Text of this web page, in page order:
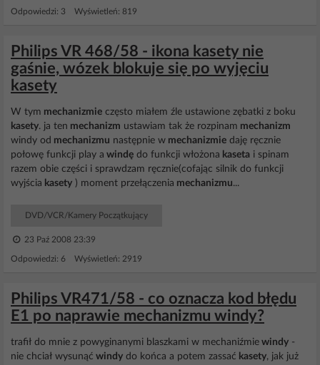
Odpowiedzi: 3 Wyświetleń: 819
Philips VR 468/58 - ikona kasety nie
gaśnie, wózek blokuje się po wyjęciu
kasety
W tym mechanizmie często miałem źle ustawione zębatki z boku
kasety. ja ten mechanizm ustawiam tak że rozpinam mechanizm
windy od mechanizmu następnie w mechanizmie daję ręcznie
połowę funkcji play a windę do funkcji włożona kaseta i spinam
razem obie części i sprawdzam ręcznie(cofając silnik do funkcji
wyjścia kasety ) moment przełączenia mechanizmu...
DVD/VCR/Kamery Początkujący
23 Paź 2008 23:39
Odpowiedzi: 6 Wyświetleń: 2919
Philips VR471/58 - co oznacza kod błędu
E1 po naprawie mechanizmu windy?
trafił do mnie z powyginanymi blaszkami w mechaniźmie windy -
nie chciał wysunąć windy do końca a potem zassać kasety, jak już